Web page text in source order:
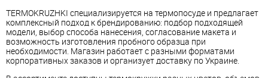
TERMOKRUZHKI специализируется на термопосуде и предлагает
комплексный подход к брендированию: подбор подходящей
модели, выбор способа нанесения, согласование макета и
возможность изготовления пробного образца при
необходимости. Магазин работает с разными форматами
корпоративных заказов и организует доставку по Украине.